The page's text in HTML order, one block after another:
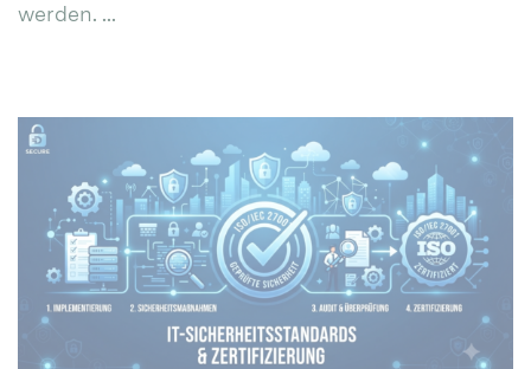
werden. ...